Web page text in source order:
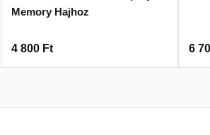
Memory Hajhoz
4 800 Ft 6